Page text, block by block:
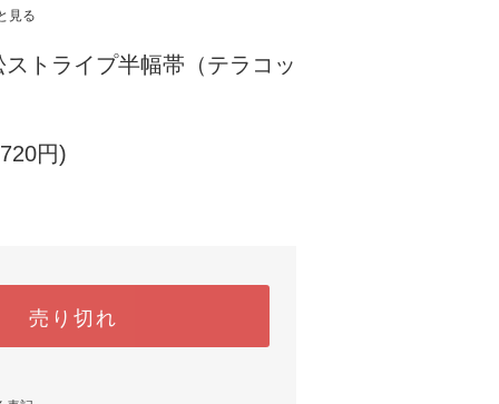
見る
トライプ半幅帯（テラコッ
円)
売り切れ